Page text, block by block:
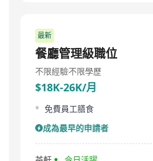
最新
餐廳管理級職位
不限經驗不限學歷
$18K-26K/月
免費員工膳食
成為最早的申請者